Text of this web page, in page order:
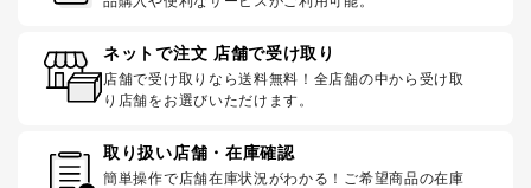
ネットで注文 店舗で受け取り
店舗で受け取りなら送料無料！全店舗の中から受け取
り店舗をお選びいただけます。
取り扱い店舗・在庫確認
簡単操作で店舗在庫状況がわかる！ご希望商品の在庫